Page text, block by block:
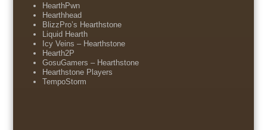
HearthPwn
Hearthhead
BlizzPro’s Hearthstone
Liquid Hearth
Icy Veins – Hearthstone
Hearth2P
GosuGamers – Hearthstone
Hearthstone Players
TempoStorm